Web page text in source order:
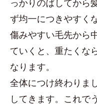
っかりのばしてから
ず均一につきやすく
傷みやすい毛先から
ていくと、重たくな
なります。
全体につけ終わりま
してきます。これで